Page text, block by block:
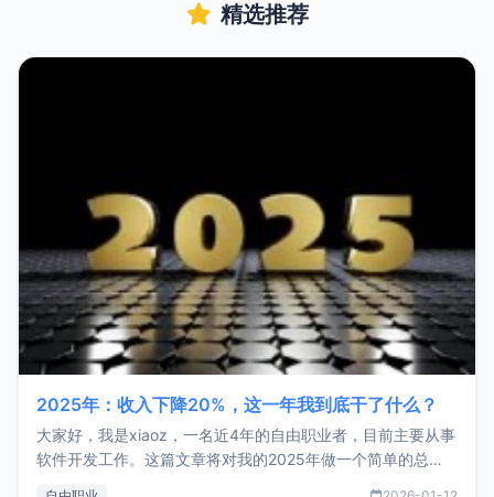
精选推荐
2025年：收入下降20%，这一年我到底干了什么？
大家好，我是xiaoz，一名近4年的自由职业者，目前主要从事
软件开发工作。这篇文章将对我的2025年做一个简单的总